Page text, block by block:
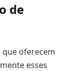
de
oferecem
esses